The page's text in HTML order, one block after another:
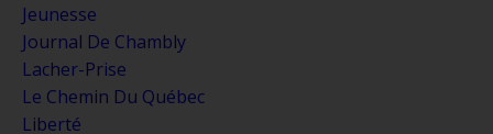
Jeunesse
Journal De Chambly
Lacher-Prise
Le Chemin Du Québec
Liberté